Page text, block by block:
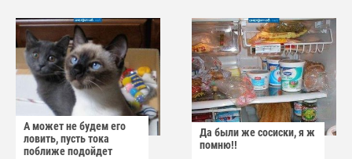
А может не будем его
ловить, пусть тока
поближе подойдет
Да были же сосиски, я ж
помню!!